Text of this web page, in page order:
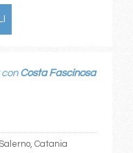
Costa Fascinosa
Catania